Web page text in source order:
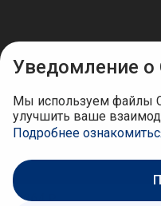
1 364 ₽
Мы в соцсетях
Уведомление о
Мы используем файлы
улучшить ваше
Подробнее